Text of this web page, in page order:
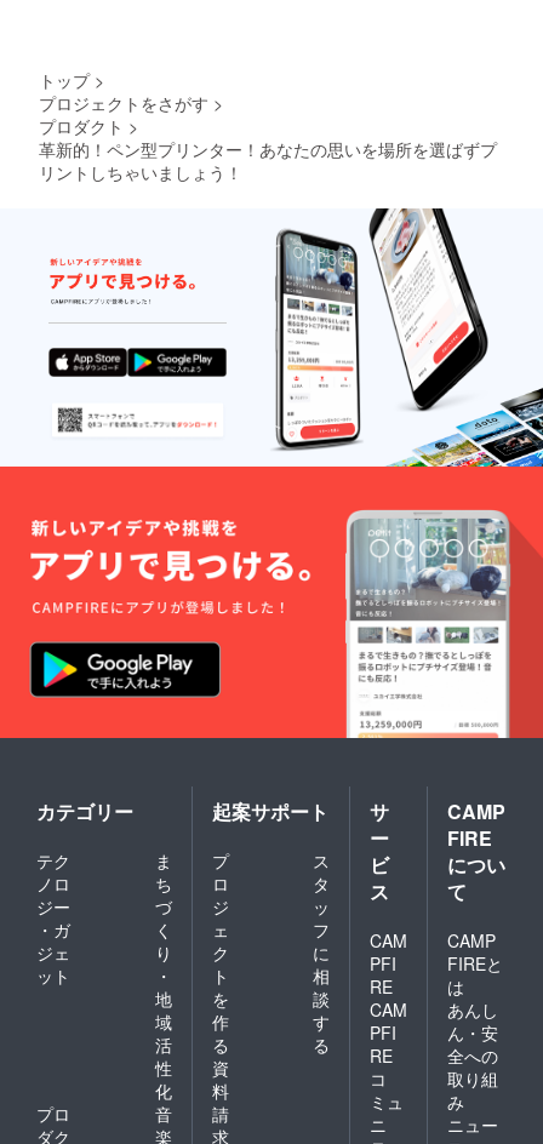
トップ >
プロジェクトをさがす >
プロダクト >
革新的！ペン型プリンター！あなたの思いを場所を選ばずプ
リントしちゃいましょう！
カテゴリー
テク
ノロ
ジー
・ガ
ジェ
ット
ま
ち
づ
く
り
・
地
域
活
性
化
プロ
ダク
音
楽
起案サポート
プ
ロ
ジ
ェ
ク
ト
を
作
る
ス
タ
ッ
フ
に
相
談
す
る
資
料
請
求
サ
ー
ビ
ス
CAM
PFI
RE
CAM
PFI
RE
コ
ミュ
ニ
CAMP
FIRE
につい
て
CAMP
FIREと
は
あんし
ん・安
全への
取り組
み
ニュー